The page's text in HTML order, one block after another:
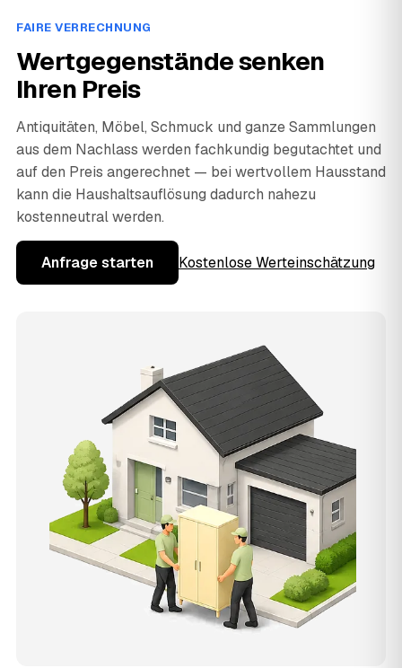
FAIRE VERRECHNUNG
Wertgegenstände senken
Ihren Preis
Antiquitäten, Möbel, Schmuck und ganze Sammlungen
aus dem Nachlass werden fachkundig begutachtet und
auf den Preis angerechnet — bei wertvollem Hausstand
kann die Haushaltsauflösung dadurch nahezu
kostenneutral werden.
Anfrage starten Kostenlose Werteinschätzung